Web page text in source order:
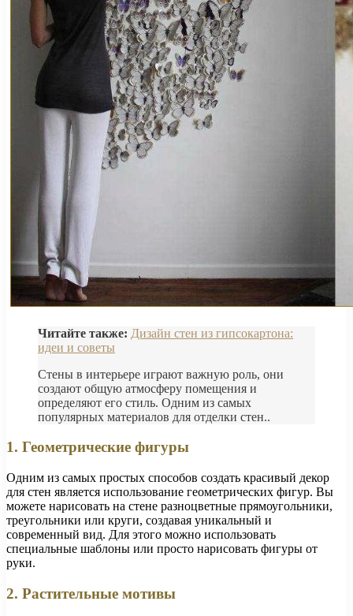
Читайте также: Дизайн стен из гипсокартона:
идеи и советы
Стены в интерьере играют важную роль, они
создают общую атмосферу помещения и
определяют его стиль. Одним из самых
популярных материалов для отделки стен..
1. Геометрические фигуры
Одним из самых простых способов создать красивый декор
для стен является использование геометрических фигур. Вы
можете нарисовать на стене разноцветные прямоугольники,
треугольники или круги, создавая уникальный и
современный вид. Для этого можно использовать
специальные шаблоны или просто нарисовать фигуры от
руки.
2. Растительные мотивы